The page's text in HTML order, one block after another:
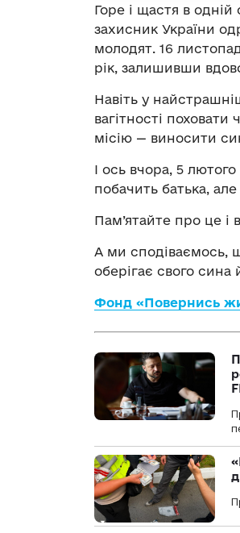
Горе і щастя в
захисник України
молодят. 16
рік, залишивши
Навіть у
вагітності
місію — виносити
І ось вчора, 5
побачить батька,
Пам’ятайте про це і
А ми сподіваємось,
оберігає свого сина
Фонд «Повернись